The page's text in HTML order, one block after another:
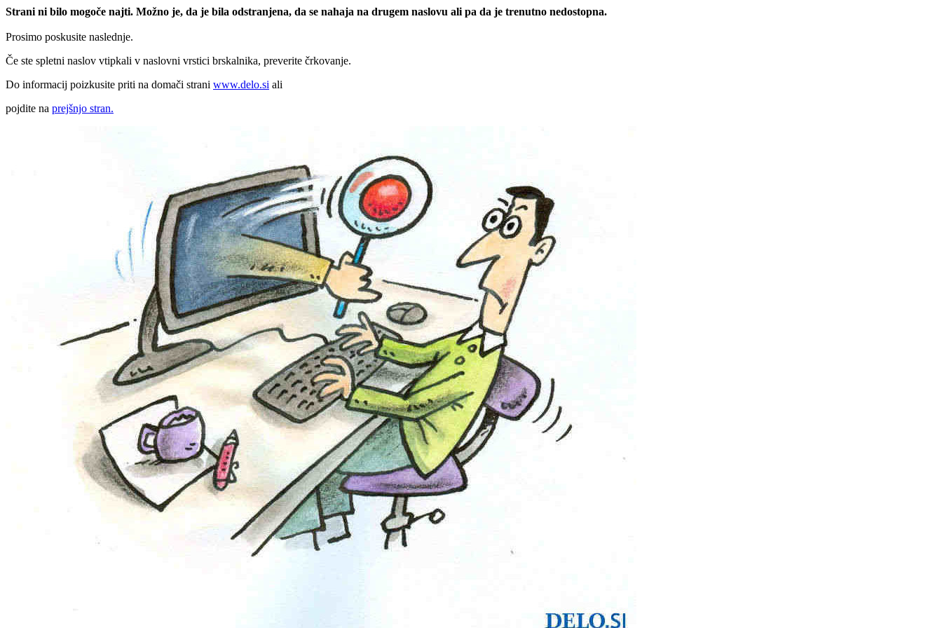
Strani ni bilo mogoče najti. Možno je, da je bila odstranjena, da se nahaja na drugem naslovu ali pa da je trenutno nedostopna.
Prosimo poskusite naslednje.
Če ste spletni naslov vtipkali v naslovni vrstici brskalnika, preverite črkovanje.
Do informacij poizkusite priti na domači strani www.delo.si ali
pojdite na prejšnjo stran.